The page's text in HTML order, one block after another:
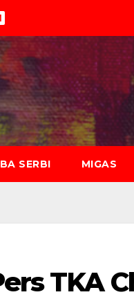
SERBI MIGAS
TKA